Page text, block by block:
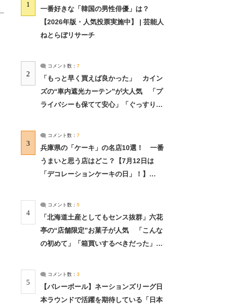
1
一番好きな「韓国の男性俳優」は？
【2026年版・人気投票実施中】 | 芸能人
ねとらぼリサーチ
2
コメント数： 7
「もっと早く買えば良かった」 カイン
ズの“車内遮光カーテン”が大人気 「プ
ライバシーも保てて安心」「ぐっすり眠
3
コメント数： 7
兵庫県の「ケーキ」の名店10選！ 一番
うまいと思う店はどこ？【7月12日は
「デコレーションケーキの日」！】
4
コメント数： 5
「北海道土産としてもセンス抜群」六花
亭の“店舗限定”お菓子が人気 「こんな
の初めて」「箱買いするべきだった」
5
コメント数： 3
【バレーボール】ネーションズリーグ日
本ラウンドで活躍を期待している「日本